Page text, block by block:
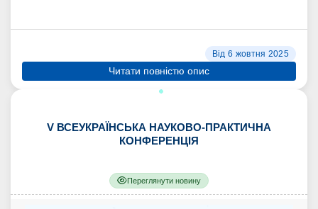
Від 6 жовтня 2025
Читати повністю опис
V ВСЕУКРАЇНСЬКА НАУКОВО-ПРАКТИЧНА
КОНФЕРЕНЦІЯ
Переглянути новину